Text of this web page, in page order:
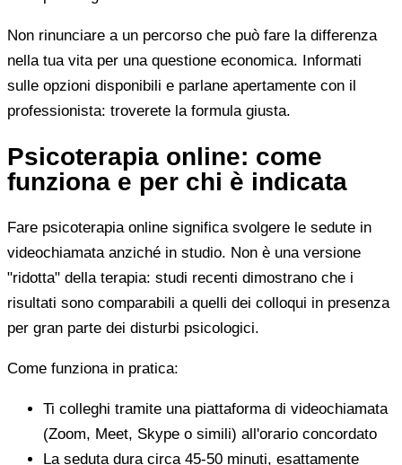
Non rinunciare a un percorso che può fare la differenza
nella tua vita per una questione economica. Informati
sulle opzioni disponibili e parlane apertamente con il
professionista: troverete la formula giusta.
Psicoterapia online: come
funziona e per chi è indicata
Fare psicoterapia online significa svolgere le sedute in
videochiamata anziché in studio. Non è una versione
"ridotta" della terapia: studi recenti dimostrano che i
risultati sono comparabili a quelli dei colloqui in presenza
per gran parte dei disturbi psicologici.
Come funziona in pratica:
Ti colleghi tramite una piattaforma di videochiamata
(Zoom, Meet, Skype o simili) all'orario concordato
La seduta dura circa 45-50 minuti, esattamente